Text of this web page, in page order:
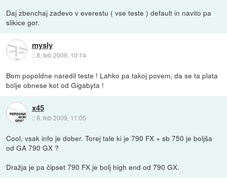
Daj zbenchaj zadevo v everestu ( vse teste ) default in navito pa
slikice gor.
mysly
::8. feb 2009, 10:14
Bom popoldne naredil teste ! Lahko pa takoj povem, da se ta plata
bolje obnese kot od Gigabyta !
x45
::8. feb 2009, 11:05
Cool, vsak info je dober. Torej tale ki je 790 FX + sb 750 je boljša
od GA 790 GX ?
Dražja je pa čipset 790 FX je bolj high end od 790 GX.